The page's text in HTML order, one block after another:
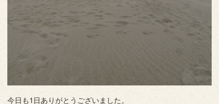
今日も1日ありがとうございました。